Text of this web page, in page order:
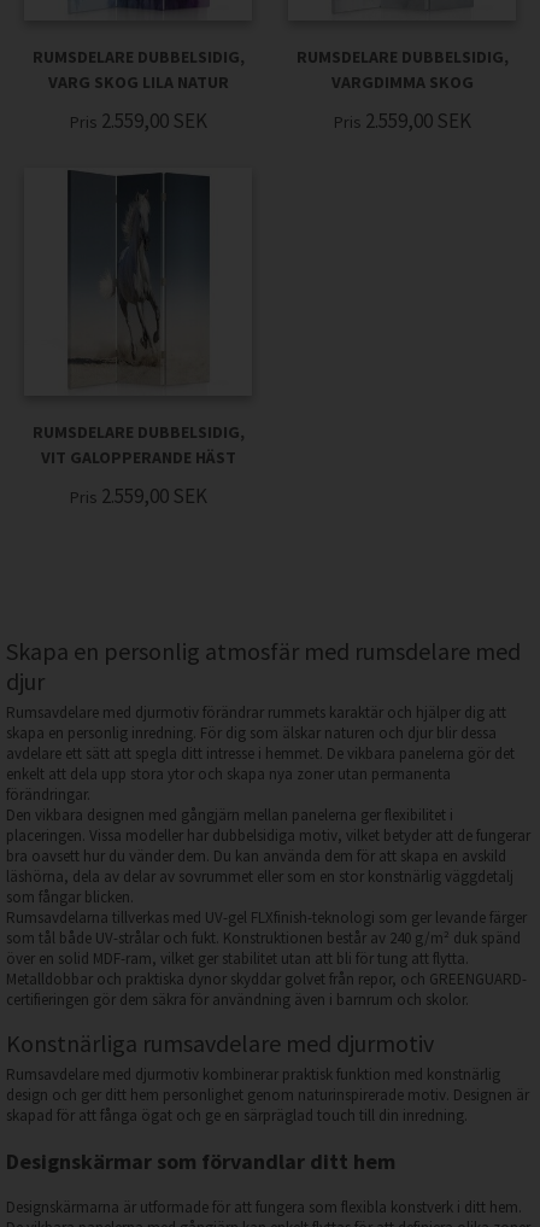
RUMSDELARE DUBBELSIDIG,
VARG SKOG LILA NATUR
Pris 2.559,00 SEK
RUMSDELARE DUBBELSIDIG,
VARGDIMMA SKOG
Pris 2.559,00 SEK
RUMSDELARE DUBBELSIDIG,
VIT GALOPPERANDE HÄST
Pris 2.559,00 SEK
Skapa en personlig atmosfär med rumsdelare med
djur
Rumsavdelare med djurmotiv förändrar rummets karaktär och hjälper dig att
skapa en personlig inredning. För dig som älskar naturen och djur blir dessa
avdelare ett sätt att spegla ditt intresse i hemmet. De vikbara panelerna gör det
enkelt att dela upp stora ytor och skapa nya zoner utan permanenta
förändringar.
Den vikbara designen med gångjärn mellan panelerna ger flexibilitet i
placeringen. Vissa modeller har dubbelsidiga motiv, vilket betyder att de fungerar
bra oavsett hur du vänder dem. Du kan använda dem för att skapa en avskild
läshörna, dela av delar av sovrummet eller som en stor konstnärlig väggdetalj
som fångar blicken.
Rumsavdelarna tillverkas med UV-gel FLXfinish-teknologi som ger levande färger
som tål både UV-strålar och fukt. Konstruktionen består av 240 g/m² duk spänd
över en solid MDF-ram, vilket ger stabilitet utan att bli för tung att flytta.
Metalldobbar och praktiska dynor skyddar golvet från repor, och GREENGUARD-
certifieringen gör dem säkra för användning även i barnrum och skolor.
Konstnärliga rumsavdelare med djurmotiv
Rumsavdelare med djurmotiv kombinerar praktisk funktion med konstnärlig
design och ger ditt hem personlighet genom naturinspirerade motiv. Designen är
skapad för att fånga ögat och ge en särpräglad touch till din inredning.
Designskärmar som förvandlar ditt hem
Designskärmarna är utformade för att fungera som flexibla konstverk i ditt hem.